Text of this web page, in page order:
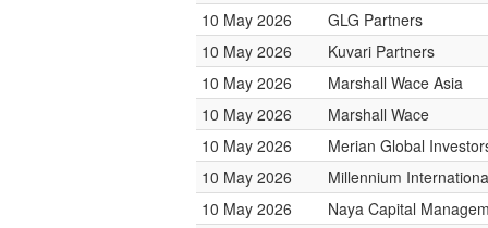
10 May 2026
GLG Partners
10 May 2026
Kuvari Partners
10 May 2026
Marshall Wace Asia
10 May 2026
Marshall Wace
10 May 2026
Merian Global
10 May 2026
Millennium
10 May 2026
Naya Capital